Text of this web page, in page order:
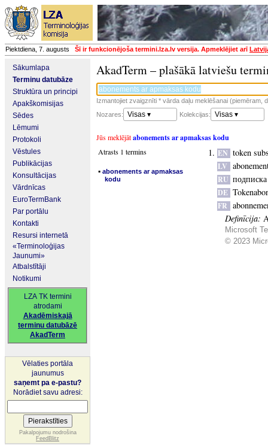
Piektdiena, 7. augusts Šī ir funkcionējoša termini.lza.lv versija. Apmeklējiet arī
Sākumlapa
Terminu datubāze
Struktūra un principi
Apakškomisijas
Sēdes
Lēmumi
Protokoli
Vēstules
Publikācijas
Konsultācijas
Vārdnīcas
EuroTermBank
Par portālu
Kontakti
Resursi internetā
«Terminoloģijas
Jaunumi»
Atbalstītāji
Notikumi
LZA TK termini
atrodami
Akadēmiskajā
terminu datubāzē
AkadTerm
Vēlaties portāla
jaunumus
saņemt pa e-pastu?
Norādiet savu adresi:
Pakalpojumu nodrošina
FeedBlitz
AkadTerm – plašākā latviešu
Izmantojiet zvaigznīti * vārda daļu meklēšanai (piemēram,
Nozares:
Visas ▾ Kolekcijas: Visas ▾
Jūs meklējātabonements ar apmaksas kodu
Atrasts 1 termins
▪ abonements ar apmaksas
kodu
EN token
LV
RU
DE
FR
Definīcija:
Microsoft
© 2023